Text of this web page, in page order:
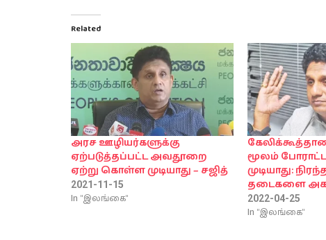
Related
அரச ஊழியர்களுக்கு
ஏற்படுத்தப்பட்ட அவதூறை
ஏற்று கொள்ள முடியாது – சஜித்
2021-11-15
In "இலங்கை"
மூலம்
முடியாது:
தடைகளை
2022-04-25
In "இலங்கை"